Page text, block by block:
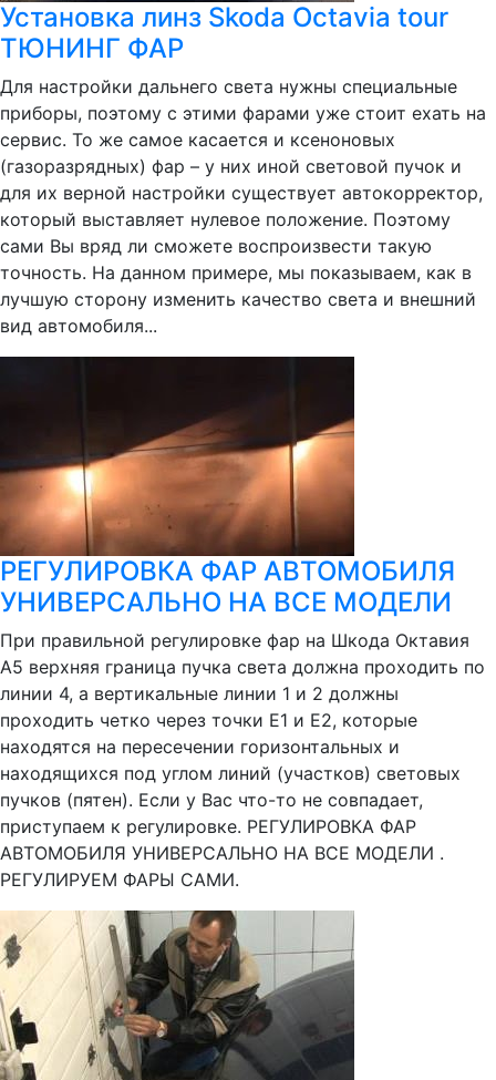
Установка линз Skoda Octavia tour
ТЮНИНГ ФАР
Для настройки дальнего света нужны специальные
приборы, поэтому с этими фарами уже стоит ехать на
сервис. То же самое касается и ксеноновых
(газоразрядных) фар – у них иной световой пучок и
для их верной настройки существует автокорректор,
который выставляет нулевое положение. Поэтому
сами Вы вряд ли сможете воспроизвести такую
точность. На данном примере, мы показываем, как в
лучшую сторону изменить качество света и внешний
вид автомобиля...
РЕГУЛИРОВКА ФАР АВТОМОБИЛЯ
УНИВЕРСАЛЬНО НА ВСЕ МОДЕЛИ
При правильной регулировке фар на Шкода Октавия
А5 верхняя граница пучка света должна проходить по
линии 4, а вертикальные линии 1 и 2 должны
проходить четко через точки Е1 и Е2, которые
находятся на пересечении горизонтальных и
находящихся под углом линий (участков) световых
пучков (пятен). Если у Вас что-то не совпадает,
приступаем к регулировке. РЕГУЛИРОВКА ФАР
АВТОМОБИЛЯ УНИВЕРСАЛЬНО НА ВСЕ МОДЕЛИ .
РЕГУЛИРУЕМ ФАРЫ САМИ.